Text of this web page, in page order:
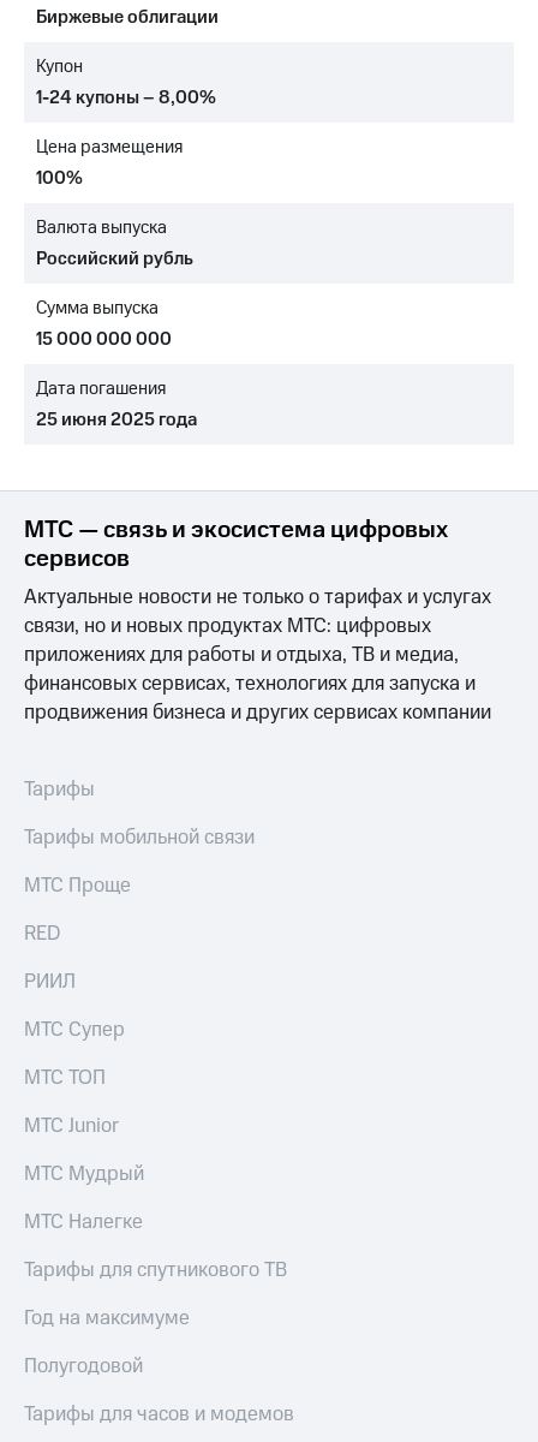
Достижения
Интервью
отчетность
Контакты
Новости
в
и акционерам
Корпоративное
Корпоративный
секретарь
Раскрытие
информации
Информация
акционерам
Документы
ПАО
"МТС"
Собрания
акционеров
капитал
и
Программа
приобретения
Порядок
выкупа
Дивиденды
Рынок
облигаций
Описание
Уведомление
погашении
облигаций
Биржевые облигации
Купон
1-24 купоны – 8,00%
Цена размещения
100%
Валюта выпуска
Российский рубль
Сумма выпуска
15 000 000 000
Дата погашения
25 июня 2025 года
МТС — связь и экосистема цифровых
сервисов
Актуальные новости не только о тарифах и услугах
связи, но и новых продуктах МТС: цифровых
приложениях для работы и отдыха, ТВ и медиа,
финансовых сервисах, технологиях для запуска и
продвижения бизнеса и других сервисах компании
Тарифы
Тарифы мобильной связи
МТС Проще
RED
РИИЛ
МТС Супер
МТС ТОП
МТС Junior
МТС Мудрый
МТС Налегке
Тарифы для спутникового ТВ
Год на максимуме
Полугодовой
Тарифы для часов и модемов